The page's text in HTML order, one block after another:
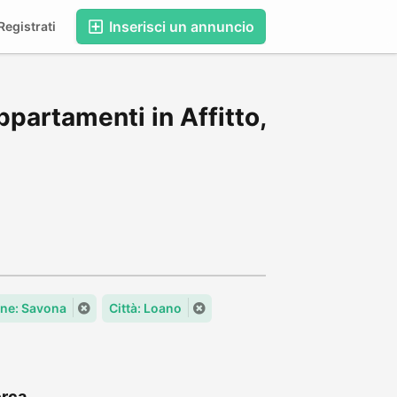
Inserisci un annuncio
in Affitto,
Savona Città: Loano